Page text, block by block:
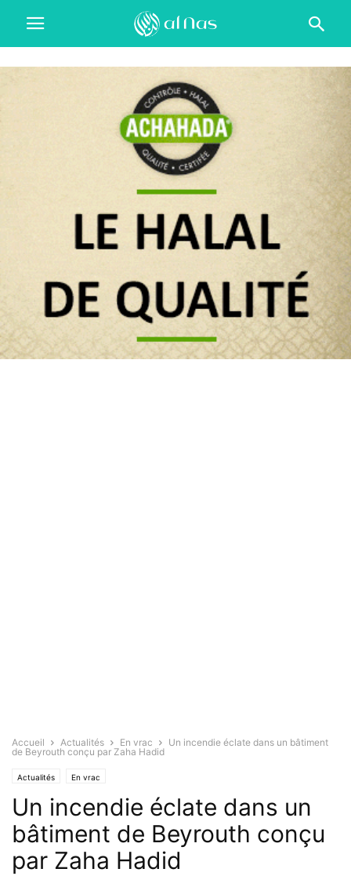
Accueil Actualités En vrac
Un incendie éclate dans un bâtiment
de Beyrouth conçu par Zaha Hadid
Actualités En vrac
Un incendie éclate dans un
bâtiment de Beyrouth conçu
par Zaha Hadid